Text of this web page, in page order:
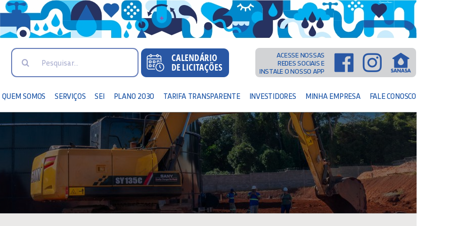
Search
ACESSE NOSSAS
REDES SOCIAIS E
INSTALE O NOSSO APP
QUEM SOMOS SERVIÇOS SEI PLANO 2030 TARIFA TRANSPARENTE INVESTIDORES MINHA EMPRESA FALE CONOSCO